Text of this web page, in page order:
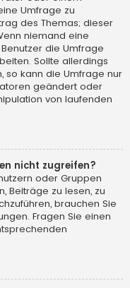
Umfrage zu
des Themas; dieser
niemand eine
die Umfrage
Sollte allerdings
so kann die Umfrage nur
geändert oder
von laufenden
nicht zugreifen?
oder Gruppen
Beiträge zu lesen, zu
brauchen Sie
Fragen Sie einen